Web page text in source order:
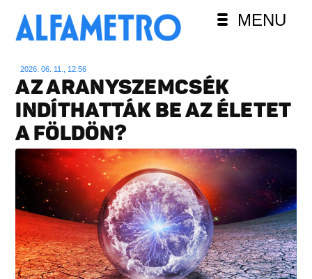
MENU
2026. 06. 11., 12:56
AZ ARANYSZEMCSÉK
INDÍTHATTÁK BE AZ ÉLETET
A FÖLDÖN?